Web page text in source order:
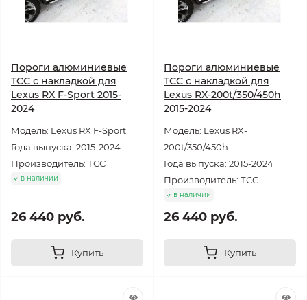
Пороги алюминиевые
ТСС с накладкой для
Lexus RX F-Sport 2015-
2024
Модель: Lexus RX F-Sport
Года выпуска: 2015-2024
Производитель: ТСС
в наличии
26 440 руб.
Купить
Пороги алюминиевые
ТСС с накладкой для
Lexus RX-200t/350/450h
2015-2024
Модель: Lexus RX-
200t/350/450h
Года выпуска: 2015-2024
Производитель: ТСС
в наличии
26 440 руб.
Купить